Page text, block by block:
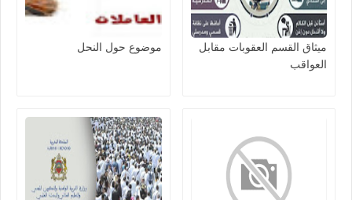
ميثاق القسم العقوبات مقابل
العواقب
موضوع حول النحل